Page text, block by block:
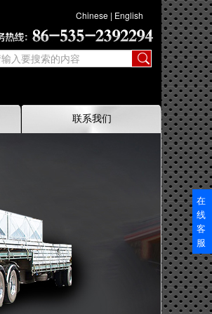
Chinese | English
联系我们
在
线
客
服